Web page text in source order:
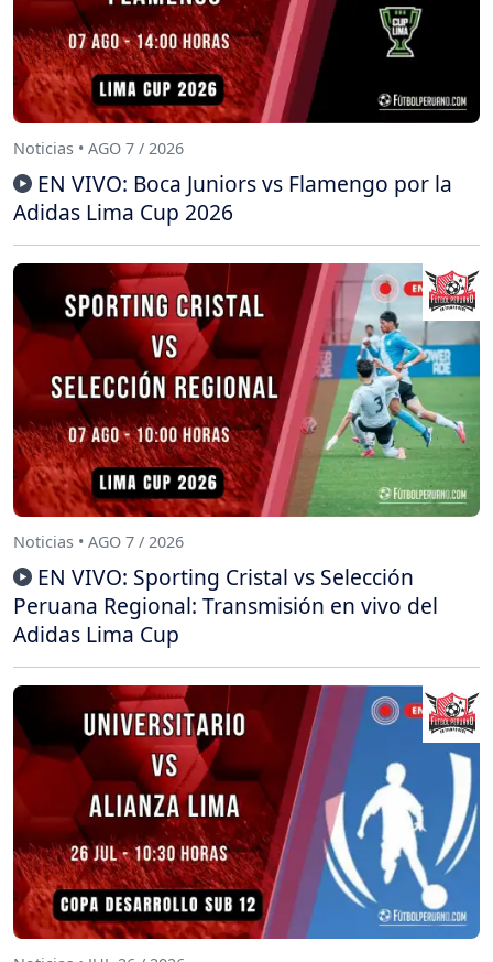
Noticias • AGO 7 / 2026
EN VIVO: Boca Juniors vs Flamengo por la
Adidas Lima Cup 2026
Noticias • AGO 7 / 2026
EN VIVO: Sporting Cristal vs Selección
Peruana Regional: Transmisión en vivo del
Adidas Lima Cup